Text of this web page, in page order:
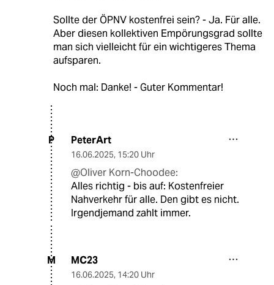
Sollte der ÖPNV kostenfrei sein? - Ja. Für alle.
Aber diesen kollektiven Empörungsgrad sollte
man sich vielleicht für ein wichtigeres Thema
aufsparen.
Noch mal: Danke! - Guter Kommentar!
P PeterArt
16.06.2025, 15:20 Uhr
@Oliver Korn-Choodee:
Alles richtig - bis auf: Kostenfreier
Nahverkehr für alle. Den gibt es nicht.
Irgendjemand zahlt immer.
M MC23
16.06.2025, 14:20 Uhr